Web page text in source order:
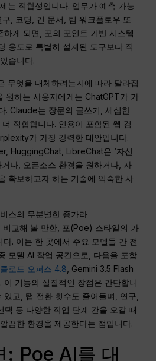
는 적합성입니다. 업무가 예측 가능
, 코딩, 긴 문서, 팀 워크플로우 또
하게 되면, 포의 포인트 기반 시스템
용도로 특별히 설계된 도구보다 직
습니다.
무엇을 대체하려는지에 따라 달라집
원하는 사용자에게는 ChatGPT가 가
. Claude는 장문의 글쓰기, 세심한
적합합니다. 인용이 포함된 웹 검
가 가장 강력한 대안입니다.
HuggingChat, LibreChat은 ‘자신
나, 오픈소스 환경을 원하거나, 자
확보하고자 하는 기술에 익숙한 사
스의 무분별한 증가라
비교해 볼 만한, 포(Poe) 스타일의 가
. 이는 한 곳에서 주요 모델들 간 전
모델 AI 작업 공간으로, 다음을 포함
클로드 오퍼스 4.8 , Gemini 3.5 Flash
이 기능의 실질적인 장점은 간단합니
고, 탭 전환 횟수도 줄어들며, 연구,
택 등 다양한 작업 단계 간을 오갈 때
끔한 환경을 제공한다는 점입니다.
: Poe AI를 대